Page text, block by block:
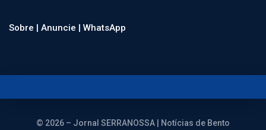
Sobre | Anuncie | WhatsApp
© 2026 – Jornal SERRANOSSA | Notícias de Bento